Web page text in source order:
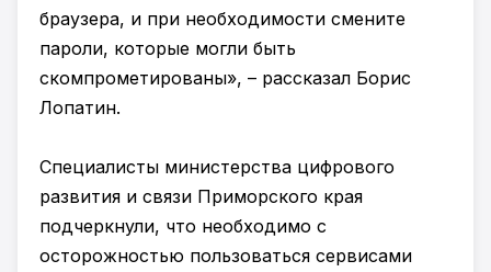
браузера, и при необходимости смените
пароли, которые могли быть
скомпрометированы», – рассказал Борис
Лопатин.
Специалисты министерства цифрового
развития и связи Приморского края
подчеркнули, что необходимо с
осторожностью пользоваться сервисами